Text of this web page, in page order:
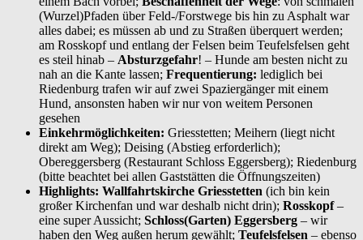
(Wurzel)Pfaden über Feld-/Forstwege bis hin zu Asphalt war
alles dabei; es müssen ab und zu Straßen überquert werden;
am Rosskopf und entlang der Felsen beim Teufelsfelsen geht
es steil hinab – Absturzgefahr! – Hunde am besten nicht zu
nah an die Kante lassen; Frequentierung: lediglich bei
Riedenburg trafen wir auf zwei Spaziergänger mit einem
Hund, ansonsten haben wir nur von weitem Personen
gesehen
Einkehrmöglichkeiten: Griesstetten; Meihern (liegt nicht
direkt am Weg); Deising (Abstieg erforderlich);
Obereggersberg (Restaurant Schloss Eggersberg); Riedenburg
(bitte beachtet bei allen Gaststätten die Öffnungszeiten)
Highlights: Wallfahrtskirche Griesstetten (ich bin kein
großer Kirchenfan und war deshalb nicht drin); Rosskopf–
eine super Aussicht; Schloss(Garten) Eggersberg – wir
haben den Weg außen herum gewählt; Teufelsfelsen – ebenso